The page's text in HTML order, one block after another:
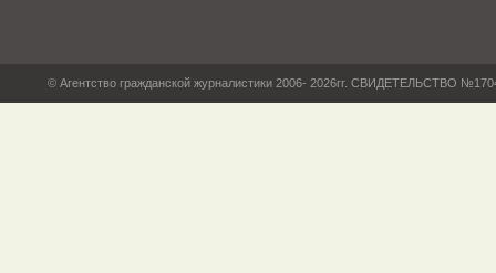
© Агентство гражданской журналистики 2006- 2026гг. СВИДЕТЕЛЬСТВО